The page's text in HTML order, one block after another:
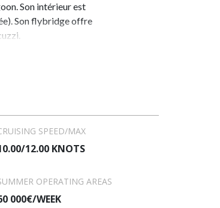
Son intérieur est
Son flybridge offre
SPEED/MAX
12.00 KNOTS
OPERATING AREAS
000€/WEEK